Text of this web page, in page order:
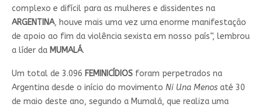
complexo e difícil para as mulheres e dissidentes na
ARGENTINA, houve mais uma vez uma enorme manifestação
de apoio ao fim da violência sexista em nosso país”, lembrou
a líder da MUMALÁ.
Um total de 3.096 FEMINICÍDIOSforam perpetrados na
Argentina desde o início do movimento Ni Una Menosaté 30
de maio deste ano, segundo a Mumalá, que realiza uma